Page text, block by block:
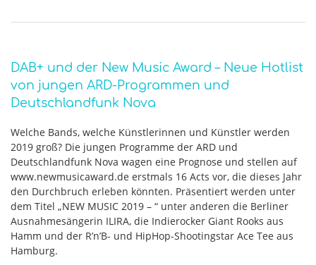
DAB+ und der New Music Award – Neue Hotlist
von jungen ARD-Programmen und
Deutschlandfunk Nova
Welche Bands, welche Künstlerinnen und Künstler werden
2019 groß? Die jungen Programme der ARD und
Deutschlandfunk Nova wagen eine Prognose und stellen auf
www.newmusicaward.de erstmals 16 Acts vor, die dieses Jahr
den Durchbruch erleben könnten. Präsentiert werden unter
dem Titel „NEW MUSIC 2019 – “ unter anderen die Berliner
Ausnahmesängerin ILIRA, die Indierocker Giant Rooks aus
Hamm und der R’n’B- und HipHop-Shootingstar Ace Tee aus
Hamburg.